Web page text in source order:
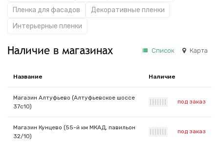
Пленка для фасадов
Декоративные пленки
Интерьерные пленки
Наличие в магазинах Список Карта
Название Наличие
Магазин Алтуфьево (Алтуфьевское шоссе
37с10)
под заказ
Магазин Кунцево (55-й км МКАД, павильон
32/10)
под заказ